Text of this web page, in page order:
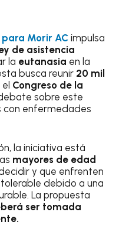
Morir ACimpulsa
de asistencia
la eutanasia en la
busca reunir 20 mil
Congreso de la
sobre este
con enfermedades
la iniciativa está
mayores de edad
y que enfrenten
debido a una
La propuesta
ser tomada